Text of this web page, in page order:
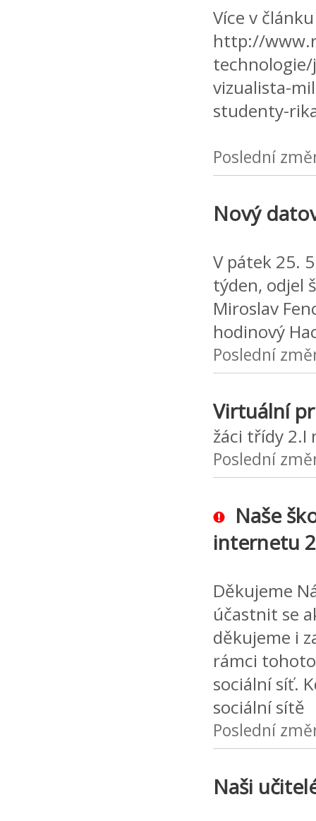
Více v
http://
vizualista-
studenty-
Poslední
Nový
V pátek 25.
týden, odjel
Miroslav
hodinový
Poslední
Virtuální
žáci třídy
Poslední
Naše
internetu
Děkujeme
účastnit se
děkujeme i
rámci
sociální síť.
sociální sítě
Poslední
Naši